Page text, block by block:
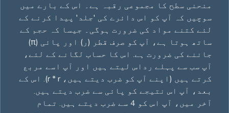
منحنی سطح کا مجموعی رقبہ ہے۔ اس کے بارے میں
سوچیں کہ آپ کو اس دائرے کی 'جلد' پیدا کرنے کے
لئے کتنے مواد کی ضرورت ہوگی۔ جیسا کہ حجم کے
ساتھ ہوتا ہے، آپ کو صرف قطر (ر) اور پائی (π)
جاننے کی ضرورت ہے. اس کا حساب لگانے کے لئے،
آپ سب سے پہلے رداس لیتے ہیں اور آپ اسے مربع
کرتے ہیں (اپنے آپ کو ضرب دیتے ہیں، r * r). اس کے
بعد، آپ اس نتیجے کو پائی سے ضرب دیتے ہیں.
آخر میں، آپ اس کو 4 سے ضرب دیتے ہیں. تمام